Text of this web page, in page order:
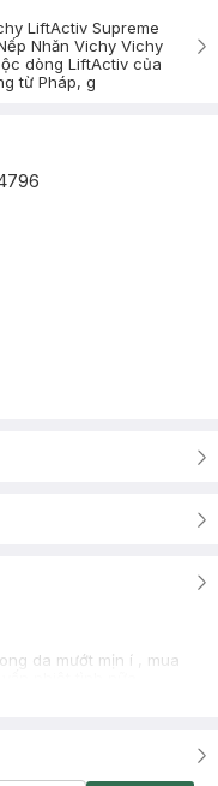
LiftActiv Supreme
Nhăn Vichy Vichy
dòng LiftActiv của
từ Pháp, g
da mướt mịn í , mua